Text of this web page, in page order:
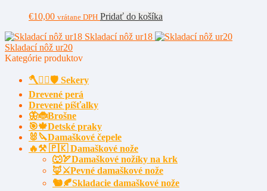
€10,00 vrátane DPH Pridať do košíka
Skladací nôž ur18
Skladací nôž ur20
Kategórie produktov
🪓🧔‍♂️🛡️ Sekery
Drevené perá
Drevené píšťalky
🦋🐞Brošne
🎯🍁Detské praky
🐰🔪Damaškové čepele
🔥⚒️ 🇵🇰 Damaškové nože
🐺🏹Damaškové nožíky na krk
🦊⚔️Pevné damaškové nože
🐿️🍂Skladacie damaškové nože